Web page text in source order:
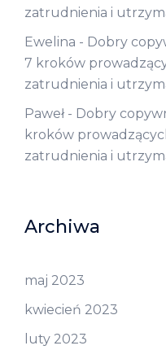
zatrudnienia i
Ewelina - Dobry
7 kroków
zatrudnienia i
Paweł- Dobry
kroków
zatrudnienia i
Archiwa
maj 2023
kwiecień 2023
luty 2023